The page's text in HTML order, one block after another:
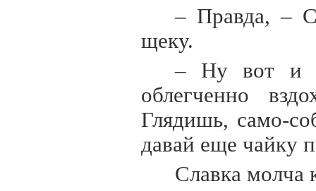
– Правда, –
щеку.
– Ну вот и
облегченно
Глядишь, само-
давай еще чайку
Славка молча